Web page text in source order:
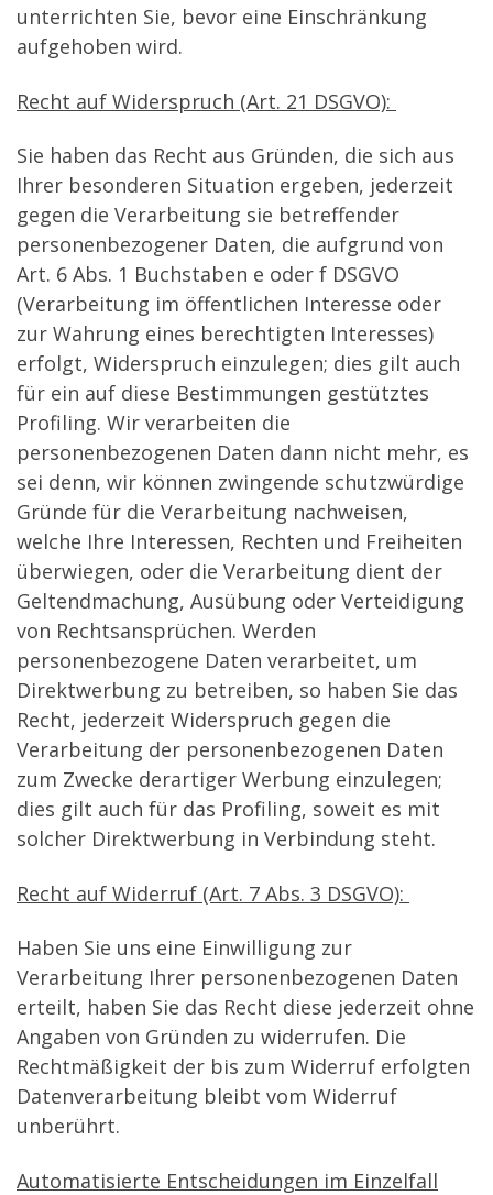
unterrichten Sie, bevor eine Einschränkung
aufgehoben wird.
Recht auf Widerspruch (Art. 21 DSGVO):
Sie haben das Recht aus Gründen, die sich aus
Ihrer besonderen Situation ergeben, jederzeit
gegen die Verarbeitung sie betreffender
personenbezogener Daten, die aufgrund von
Art. 6 Abs. 1 Buchstaben e oder f DSGVO
(Verarbeitung im öffentlichen Interesse oder
zur Wahrung eines berechtigten Interesses)
erfolgt, Widerspruch einzulegen; dies gilt auch
für ein auf diese Bestimmungen gestütztes
Profiling. Wir verarbeiten die
personenbezogenen Daten dann nicht mehr, es
sei denn, wir können zwingende schutzwürdige
Gründe für die Verarbeitung nachweisen,
welche Ihre Interessen, Rechten und Freiheiten
überwiegen, oder die Verarbeitung dient der
Geltendmachung, Ausübung oder Verteidigung
von Rechtsansprüchen. Werden
personenbezogene Daten verarbeitet, um
Direktwerbung zu betreiben, so haben Sie das
Recht, jederzeit Widerspruch gegen die
Verarbeitung der personenbezogenen Daten
zum Zwecke derartiger Werbung einzulegen;
dies gilt auch für das Profiling, soweit es mit
solcher Direktwerbung in Verbindung steht.
Recht auf Widerruf (Art. 7 Abs. 3 DSGVO):
Haben Sie uns eine Einwilligung zur
Verarbeitung Ihrer personenbezogenen Daten
erteilt, haben Sie das Recht diese jederzeit ohne
Angaben von Gründen zu widerrufen. Die
Rechtmäßigkeit der bis zum Widerruf erfolgten
Datenverarbeitung bleibt vom Widerruf
unberührt.
Automatisierte Entscheidungen im Einzelfall